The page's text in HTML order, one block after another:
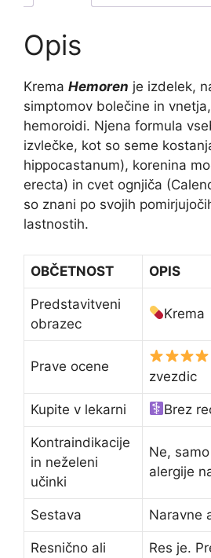
Opis
Krema Hemoren je izdelek,
simptomov bolečine in
hemoroidi. Njena formula
izvlečke, kot so seme
hippocastanum), korenina
erecta) in cvet ognjiča
so znani po svojih
lastnostih.
OBČETNOST OPIS
Predstavitveni
obrazec
Krema
Prave ocene
zvezdic
Kupite v lekarni Brez
Kontraindikacije
in neželeni
učinki
Ne,
alergije
Sestava Naravne
Resnično ali
Res je.